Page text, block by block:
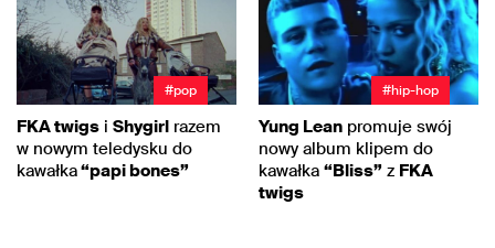
#pop
FKA twigs i Shygirl razem
w nowym teledysku do
kawałka“papi bones”
#hip-hop
Yung Lean promuje swój
nowy album klipem do
kawałka “Bliss” z FKA
twigs